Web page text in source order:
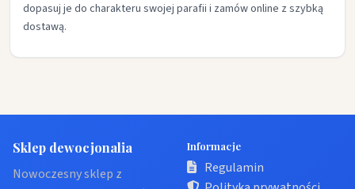
dopasuj je do charakteru swojej parafii i zamów online z szybką
dostawą.
Sklep dewocjonalia
Nowoczesny sklep z
Informacje
Regulamin